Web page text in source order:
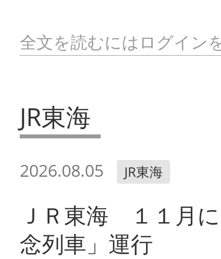
全文を読むにはログイン
JR東海
2026.08.05 JR東海
ＪＲ東海 １１月
念列車」運行